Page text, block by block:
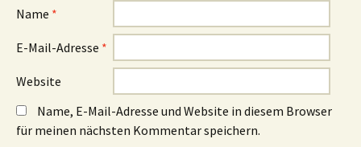
Name *
E-Mail-Adresse *
Website
Name, E-Mail-Adresse und Website in diesem Browser
für meinen nächsten Kommentar speichern.